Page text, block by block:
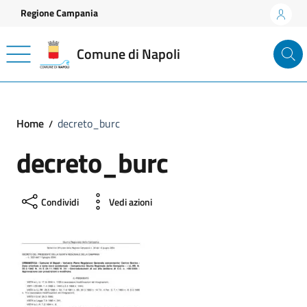
Vai ai contenuti
Vai al footer
Regione Campania
Comune di Napoli
Home decreto_burc
decreto_burc
Condividi Vedi azioni